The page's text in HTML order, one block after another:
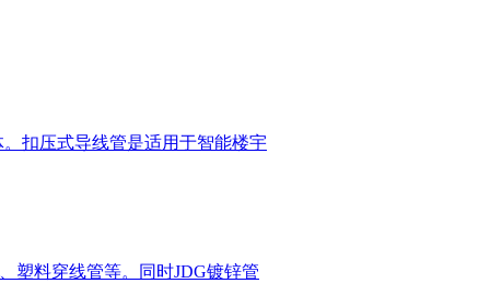
扣压式导线管是适用于智能楼宇
塑料穿线管等。同时JDG镀锌管